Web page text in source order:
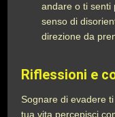
andare o ti senti
senso di
direzione da
Riflessioni e
Sognare di evadere
tua vita percepisci